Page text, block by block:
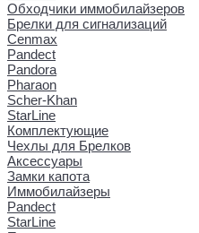
Обходчики иммобилайзеров
Брелки для сигнализаций
Cenmax
Pandect
Pandora
Pharaon
Scher-Khan
StarLine
Комплектующие
Чехлы для Брелков
Аксессуары
Замки капота
Иммобилайзеры
Pandect
StarLine